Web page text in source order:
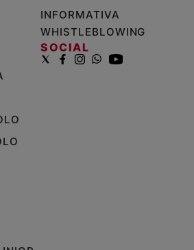
INFORMATIVA
WHISTLEBLOWING
SOCIAL